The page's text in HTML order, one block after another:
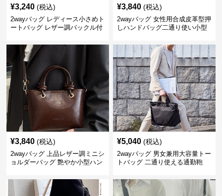
¥3,240 (税込)
2wayバッグ レディース小さめト
ートバッグ レザー調バックル付
¥3,840 (税込)
2wayバッグ 女性用合成皮革型押
しハンドバッグ二通り使い小型
¥3,840 (税込)
2wayバッグ 上品レザー調ミニシ
ョルダーバッグ 艶やか小型ハン
¥5,040 (税込)
2wayバッグ 男女兼用大容量トー
トバッグ 二通り使える通勤鞄